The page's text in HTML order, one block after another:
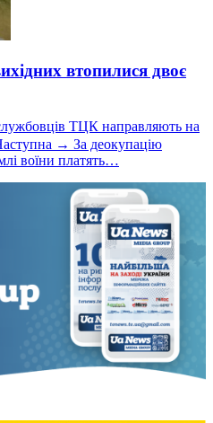
втопилися двоє
ТЦК направляють на
→ За деокупацію
воїни платять…